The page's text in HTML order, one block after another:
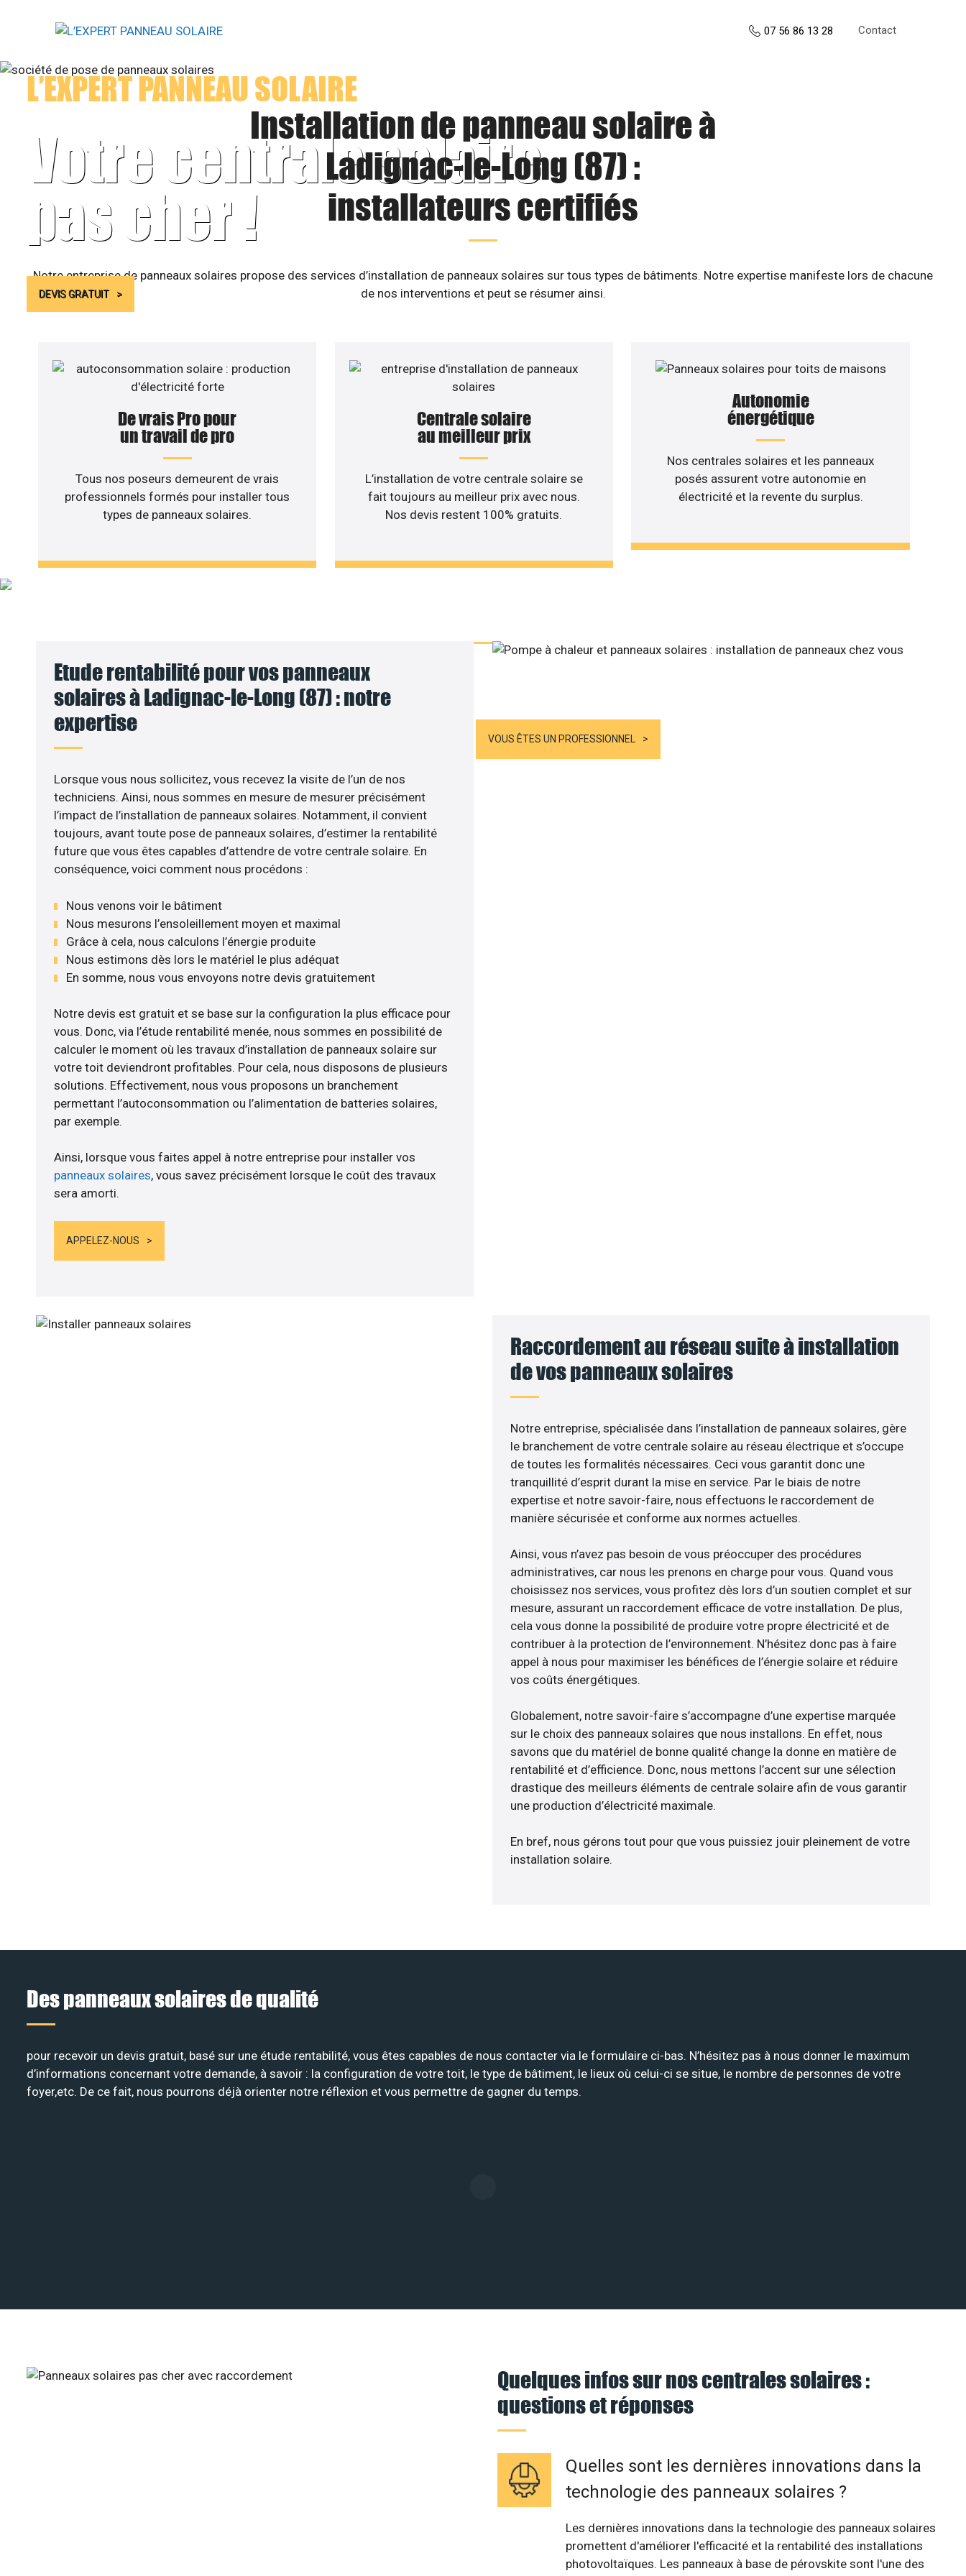
07 56 86 13 28 Contact
L’EXPERT PANNEAU SOLAIRE
Votre centrale solaire
pas cher !
DEVIS GRATUIT
Installation de panneau solaire à
Ladignac-le-Long (87) :
installateurs certifiés
Notre entreprise de panneaux solaires propose des services d’installation de panneaux solaires sur tous types de bâtiments. Notre expertise manifeste lors de chacune
de nos interventions et peut se résumer ainsi.
De vrais Pro pour
un travail de pro
Tous nos poseurs demeurent de vrais
professionnels formés pour installer tous
types de panneaux solaires.
Centrale solaire
au meilleur prix
L’installation de votre centrale solaire se
fait toujours au meilleur prix avec nous.
Nos devis restent 100% gratuits.
Autonomie
énergétique
Nos centrales solaires et les panneaux
posés assurent votre autonomie en
électricité et la revente du surplus.
VOUS ÊTES UN PROFESSIONNEL
Etude rentabilité pour vos panneaux
solaires à Ladignac-le-Long (87) : notre
expertise
Lorsque vous nous sollicitez, vous recevez la visite de l’un de nos
techniciens. Ainsi, nous sommes en mesure de mesurer précisément
l’impact de l’installation de panneaux solaires. Notamment, il convient
toujours, avant toute pose de panneaux solaires, d’estimer la rentabilité
future que vous êtes capables d’attendre de votre centrale solaire. En
conséquence, voici comment nous procédons :
Nous venons voir le bâtiment
Nous mesurons l’ensoleillement moyen et maximal
Grâce à cela, nous calculons l’énergie produite
Nous estimons dès lors le matériel le plus adéquat
En somme, nous vous envoyons notre devis gratuitement
Notre devis est gratuit et se base sur la configuration la plus efficace pour
vous. Donc, via l’étude rentabilité menée, nous sommes en possibilité de
calculer le moment où les travaux d’installation de panneaux solaire sur
votre toit deviendront profitables. Pour cela, nous disposons de plusieurs
solutions. Effectivement, nous vous proposons un branchement
permettant l’autoconsommation ou l’alimentation de batteries solaires,
par exemple.
Ainsi, lorsque vous faites appel à notre entreprise pour installer vos
panneaux solaires, vous savez précisément lorsque le coût des travaux
sera amorti.
APPELEZ-NOUS
Raccordement au réseau suite à installation
de vos panneaux solaires
Notre entreprise, spécialisée dans l’installation de panneaux solaires, gère
le branchement de votre centrale solaire au réseau électrique et s’occupe
de toutes les formalités nécessaires. Ceci vous garantit donc une
tranquillité d’esprit durant la mise en service. Par le biais de notre
expertise et notre savoir-faire, nous effectuons le raccordement de
manière sécurisée et conforme aux normes actuelles.
Ainsi, vous n’avez pas besoin de vous préoccuper des procédures
administratives, car nous les prenons en charge pour vous. Quand vous
choisissez nos services, vous profitez dès lors d’un soutien complet et sur
mesure, assurant un raccordement efficace de votre installation. De plus,
cela vous donne la possibilité de produire votre propre électricité et de
contribuer à la protection de l’environnement. N’hésitez donc pas à faire
appel à nous pour maximiser les bénéfices de l’énergie solaire et réduire
vos coûts énergétiques.
Globalement, notre savoir-faire s’accompagne d’une expertise marquée
sur le choix des panneaux solaires que nous installons. En effet, nous
savons que du matériel de bonne qualité change la donne en matière de
rentabilité et d’efficience. Donc, nous mettons l’accent sur une sélection
drastique des meilleurs éléments de centrale solaire afin de vous garantir
une production d’électricité maximale.
En bref, nous gérons tout pour que vous puissiez jouir pleinement de votre
installation solaire.
Des panneaux solaires de qualité
pour recevoir un devis gratuit, basé sur une étude rentabilité, vous êtes capables de nous contacter via le formulaire ci-bas. N’hésitez pas à nous donner le maximum
d’informations concernant votre demande, à savoir : la configuration de votre toit, le type de bâtiment, le lieux où celui-ci se situe, le nombre de personnes de votre
foyer,etc. De ce fait, nous pourrons déjà orienter notre réflexion et vous permettre de gagner du temps.
Quelques infos sur nos centrales solaires :
questions et réponses
Quelles sont les dernières innovations dans la
technologie des panneaux solaires ?
Les dernières innovations dans la technologie des panneaux solaires
promettent d'améliorer l'efficacité et la rentabilité des installations
photovoltaïques. Les panneaux à base de pérovskite sont l'une des